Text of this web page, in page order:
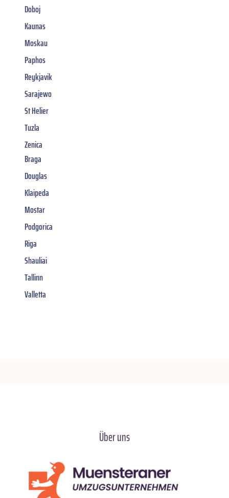
Doboj
Kaunas
Moskau
Paphos
Reykjavik
Sarajewo
St Helier
Tuzla
Zenica
Braga
Douglas
Klaipeda
Mostar
Podgorica
Riga
Shauliai
Tallinn
Valletta
Über uns